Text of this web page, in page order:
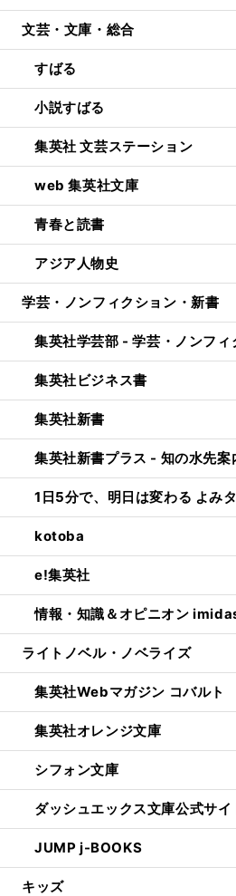
文芸・文庫・総合
すばる
小説すばる
集英社 文芸ステーション
web 集英社文庫
青春と読書
アジア人物史
学芸・ノンフィクション・新書
集英社学芸部 - 学芸・ノンフィ
集英社ビジネス書
集英社新書
集英社新書プラス - 知の水先案
1日5分で、明日は変わる よみ
kotoba
e!集英社
情報・知識＆オピニオン
ライトノベル・ノベライズ
集英社Webマガジン コバルト
集英社オレンジ文庫
シフォン文庫
ダッシュエックス文庫公式サイ
JUMP j-BOOKS
キッズ